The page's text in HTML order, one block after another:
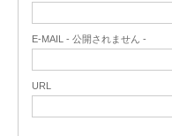
E-MAIL - 公開されません -
URL